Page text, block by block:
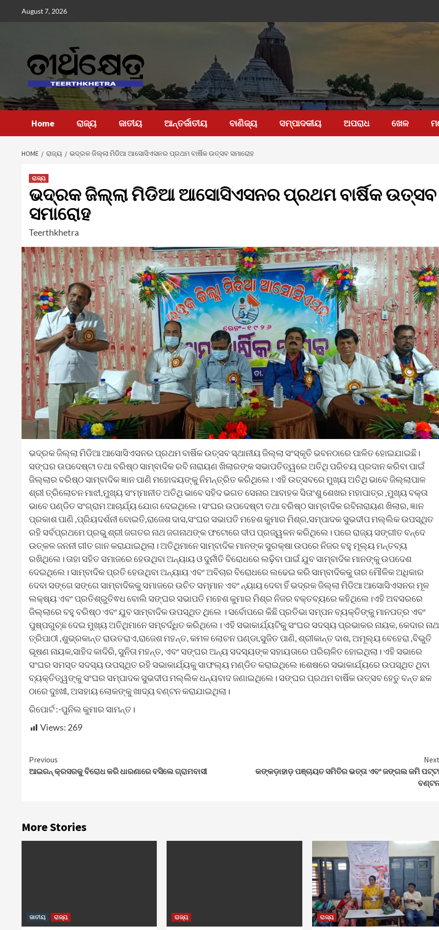
August 7, 2026
Home ରାଜ୍ୟ ଜାତୀୟ ଆନ୍ତର୍ଜାତୀୟ ବାଣିଜ୍ୟ ସମ୍ପାଦକୀୟ ଅପରାଧ ଖେଳ
HOME ରାଜ୍ୟ ଭଦ୍ରକ ଜିଲ୍ଲା ମିଡିଆ ଆସୋସିଏସନର ପ୍ରଥମ ବାର୍ଷିକ ଉତ୍ସବ ସମାରୋହ
ରାଜ୍ୟ
ଭଦ୍ରକ ଜିଲ୍ଲା ମିଡିଆ ଆସୋସିଏସନର ପ୍ରଥମ ବାର୍ଷିକ ଉତ୍ସବ
ସମାରୋହ
Teerthkhetra
ଭଦ୍ରକ ଜିଲ୍ଲା ମିଡିଆ ଆସୋସିଏସନର ପ୍ରଥମ ବାର୍ଷିକ ଉତ୍ସବ ସ୍ଥାନୀୟ ଜିଲ୍ଲା ସଂସ୍କୃତି ଭବନଠାରେ ପାଳିତ ହୋଇଯାଇଛି।
ସଙ୍ଘର ଉପଦେଷ୍ଟା ତଥା ବରିଷ୍ଠ ସାମ୍ବାଦିକ ରବି ନାରାୟଣ ଖିଲାରଙ୍କ ସଭାପତିତ୍ୱରେ ଅତିଥି ପରିଚୟ ପ୍ରଦାନ କରିବା ପାଇଁ
ଜିଲ୍ଲାର ବରିଷ୍ଠ ସାମ୍ବାଦିକ ଜ୍ଞାନ ପାଣି ମହୋଦୟଙ୍କୁ ନିମନ୍ତ୍ରିତ କରିଥିଲେ। ଏହି ଉତ୍ସବରେ ମୁଖ୍ୟ ଅତିଥି ଭାବେ ଜିଲ୍ଲାପାଳ
ଶ୍ରୀ ତ୍ରିଲୋଚନ ମାଝୀ,ମୁଖ୍ୟ ସଂମ୍ମାନୀତ ଅତିଥି ଭାବେ ସହିଦ ଭଗତ ସେନାର ଆବାହକ ସିତାଂଶୁ ଶେଖର ମହାପାତ୍ର ,ମୁଖ୍ୟ ବକ୍ତା
ଭାବେ ପଣ୍ଡିତ ସଂଗ୍ରାମ ଆଚାର୍ଯ୍ୟ ଯୋଗ ଦେଇଥିଲେ। ସଂଘର ଉପଦେଷ୍ଟା ତଥା ବରିଷ୍ଠ ସାମ୍ବାଦିକ ରବିନାରାୟଣ ଖିଲାର, ଜ୍ଞାନ
ପ୍ରକାଶ ପାଣି ,ପ୍ରିୟଦର୍ଶନୀ ବୋଇତି,ରାଜେଶ ଦାସ,ସଂଘର ସଭାପତି ମହେଶ କୁମାର ମିଶ୍ର,ସମ୍ପାଦକ ସୁଭଦୀପ ମଲ୍ଲିକ ଉପସ୍ଥିତ
ରହି ସର୍ବପ୍ରଥମେ ପ୍ରଭୁ ଶ୍ରୀ ଜଗତର ନାଥ ଜଗନାଥଙ୍କ ଫଟୋରେ ଦୀପ ପ୍ରଜ୍ୱଳନ କରିଥିଲେ। ପରେ ରାଜ୍ୟ ସଙ୍ଗୀତ ବନ୍ଦେ
ଉତ୍କଳ ଜନନୀ ଗୀତ ଗାନ କରାଯାଇଥିଲା। ଅତିଥିମାନେ ସାମ୍ବାଦିକ ମାନଙ୍କ ସୁରକ୍ଷା ଉପରେ ନିଜର ବହୁ ମୂଲ୍ୟ ମନ୍ତବ୍ୟ
ରଖିଥିଲେ। ତାହା ସହିତ ସମାଜରେ ହେଉଥିବା ଅନ୍ୟାୟ ଓ ଦୁର୍ନୀତି ବିରୋଧରେ ଲଢ଼ିବା ପାଇଁ ଯୁବ ସାମ୍ବାଦିକ ମାନଙ୍କୁ ଉପଦେଶ
ଦେଇଥିଲେ। ସାମ୍ବାଦିକ ପ୍ରତି ହେଉଥିବା ଅନ୍ୟାୟ ଏବଂ ଅବିଚାର ବିରୋଧରେ ଲଢେଇ କରି ସାମ୍ବାଦିକକୁ ତାର ମୌଳିକ ଅଧିକାର
ଦେବା ସଙ୍ଗେ ସଙ୍ଗେ ସାମ୍ବାଦିକକୁ ସମାଜରେ ଉଚିତ ସମ୍ମାନ ଏବଂ ନ୍ୟାୟ ଦେବା ହିଁ ଭଦ୍ରକ ଜିଲ୍ଲା ମିଡିଆ ଆସୋସିଏସନର ମୂଳ
ଲକ୍ଷ୍ୟ ଏବଂ ପ୍ରତିଶ୍ରୁତିଵଧ ବୋଲି ସଙ୍ଘର ସଭାପତି ମହେଶ କୁମାର ମିଶ୍ର ନିଜର ବକ୍ତବ୍ୟରେ କହିଥିଲେ।ଏହି ଅବସରରେ
ଜିଲ୍ଲାରେ ବହୁ ବରିଷ୍ଠ ଏବଂ ଯୁବ ସାମ୍ବାଦିକ ଉପସ୍ଥିତ ଥିଲେ । ସର୍ବୋପରେ କିଛି ପ୍ରତିଭା ସମ୍ପନ ବ୍ୟକ୍ତିଙ୍କୁ ମାନପତ୍ର ଏବଂ
ପୁଷ୍ପଗୁଚ୍ଛ ଦେଇ ମୁଖ୍ୟ ଅତିଥିମାନେ ସମ୍ବର୍ଦ୍ଧିତ କରିଥିଲେ। ଏହି ସଭାକାର୍ଯ୍ୟଟିକୁ ସଂଘର ସଦସ୍ୟ ପ୍ରଭାକର ନାୟକ, କେଦାର ନାଥ
ତ୍ରିପାଠୀ ,ଶୁଭ୍ରକାନ୍ତ ରାଉତରାଏ,ରାଜେଶ ମହନ୍ତ, କମଳ ଲୋଚନ ପଣ୍ଡା,ସୁଜିତ ପାଣି, ଶ୍ରୀକାନ୍ତ ଦାଶ, ଅମୂଲ୍ୟ ବେହେରା ,ବିଭୁତି
ଭୂଷଣ ନାୟକ,ସାହିଦ କାଦିରି, ସୁନିତା ମହନ୍ତ, ଏବଂ ସଙ୍ଘର ଅନ୍ୟ ସଦସ୍ୟଙ୍କ ସହାୟତାରେ ପରିଚାଳିତ ହୋଇଥିଲା। ଏହି ସଭାରେ
ସଂଘର ସମସ୍ତ ସଦସ୍ୟ ଉପସ୍ଥିତ ରହି ସଭାକାର୍ଯ୍ୟକୁ ସାଫଲ୍ୟ ମଣ୍ଡିତ କରାଇଥିଲେ।ଶେଷରେ ସଭାକାର୍ଯ୍ୟରେ ଉପସ୍ଥିତ ଥିବା
ବ୍ୟକ୍ତିତ୍ୱଙ୍କୁ ସଂଘର ସମ୍ପାଦକ ସୁଭଦୀପ ମଲ୍ଲିକ ଧନ୍ୟବାଦ ଜଣାଇଥିଲେ। ସଙ୍ଘର ପ୍ରଥମ ବାର୍ଷିକ ଉତ୍ସବ ହେତୁ ବନ୍ତ ଛକ
ଠାରେ ଦୁଃଖୀ, ଅସହାୟ ଲୋକଙ୍କୁ ଖାଦ୍ୟ ବଣ୍ଟନ କରାଯାଇଥିଲା।
ରିପୋର୍ଟ :-ପୁନିଲ କୁମାର ସାମନ୍ତ।
Views: 269
Continue
Reading
Previous
ଆଇରନ୍ କ୍ରସରକୁ ବିରୋଧ କରି ଧାରଣାରେ ବସିଲେ ଗ୍ରାମବାସୀ
Next
କଙ୍କଡ଼ାହାଡ଼ ପଞ୍ଚାୟତ ସମିତିର ଭତ୍ତା ଏବଂ ଜଙ୍ଗଲ ଜମି
More Stories
ଜାତୀୟ ରାଜ୍ୟ ରାଜ୍ୟ ରାଜ୍ୟ